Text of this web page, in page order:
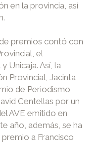
en la provincia, así
premios contó con
el
Unicaja. Así, la
Provincial, Jacinta
de Periodismo
Centellas por un
AVE emitido en
año, además, se ha
a Francisco